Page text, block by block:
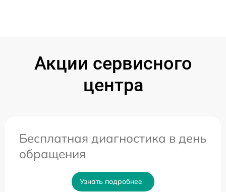
Акции сервисного
центра
Бесплатная диагностика в день
обращения
Узнать подробнее